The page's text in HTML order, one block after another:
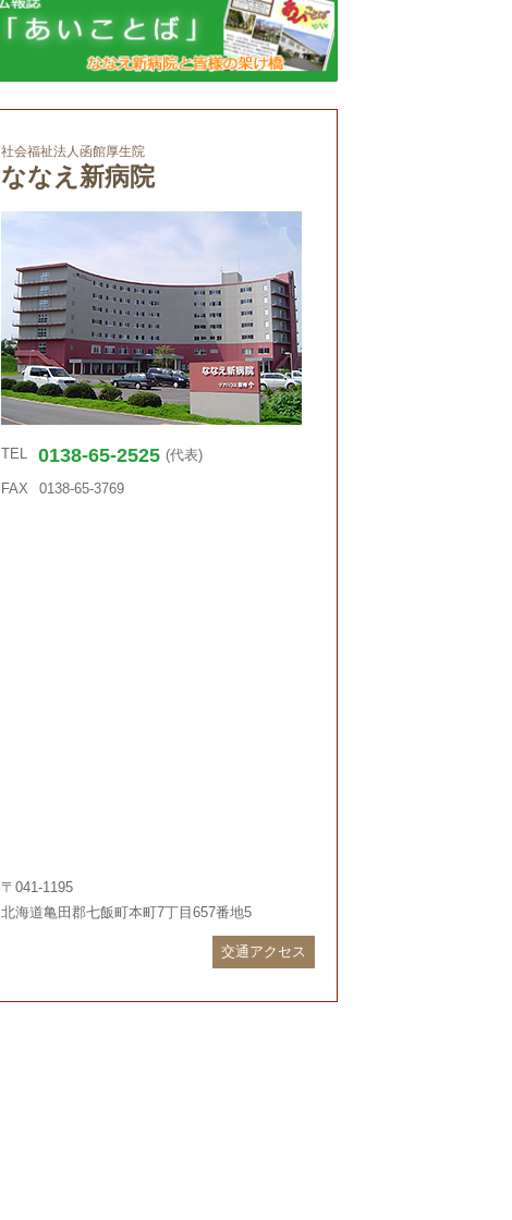
社会福祉法人函館厚生院
ななえ新病院
TEL 0138-65-2525 (代表)
FAX 0138-65-3769
〒041-1195
北海道亀田郡七飯町本町7丁目657番地5
交通アクセス